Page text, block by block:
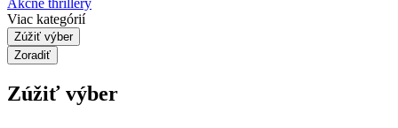
Viac kategórií
Zúžiť výber
Zoradiť
Zúžiť výber